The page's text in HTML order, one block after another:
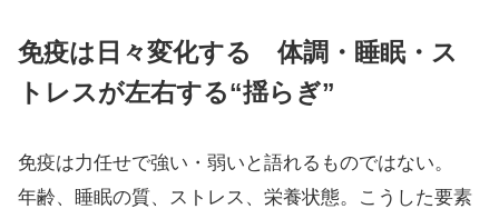
免疫は日々変化する 体調・睡眠・ス
トレスが左右する“揺らぎ”
免疫は力任せで強い・弱いと語れるものではない。
年齢、睡眠の質、ストレス、栄養状態。こうした要素